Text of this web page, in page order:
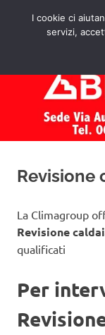
Caldaie
Biasi
Roma
Preventivo!
Revisione
La Climagroup
Revisione
qualificati
Per
I cookie ci
servizi,